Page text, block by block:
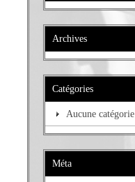
Archives
Catégories
Aucune catégorie
Méta